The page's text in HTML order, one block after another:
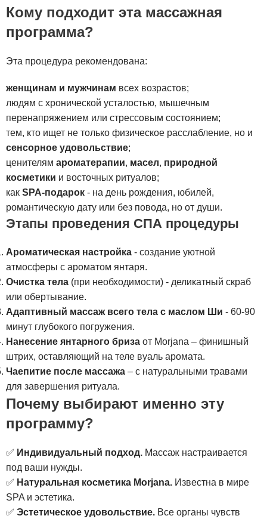
Кому подходит эта массажная
программа?
Эта процедура рекомендована:
женщинам и мужчинам всех возрастов;
людям с хронической усталостью, мышечным
перенапряжением или стрессовым состоянием;
тем, кто ищет не только физическое расслабление, но и
сенсорное удовольствие;
ценителям ароматерапии, масел, природной
косметики и восточных ритуалов;
как SPA-подарок - на день рождения, юбилей,
романтическую дату или без повода, но от души.
Этапы проведения СПА процедуры
Ароматическая настройка - создание уютной
атмосферы с ароматом янтаря.
Очистка тела (при необходимости) - деликатный скраб
или обертывание.
Адаптивный массаж всего тела с маслом Ши - 60-90
минут глубокого погружения.
Нанесение янтарного бриза от Morjana – финишный
штрих, оставляющий на теле вуаль аромата.
Чаепитие после массажа – с натуральными травами
для завершения ритуала.
Почему выбирают именно эту
программу?
✅ Индивидуальный подход. Массаж настраивается
под ваши нужды.
✅ Натуральная косметика Morjana. Известна в мире
SPA и эстетика.
✅ Эстетическое удовольствие. Все органы чувств